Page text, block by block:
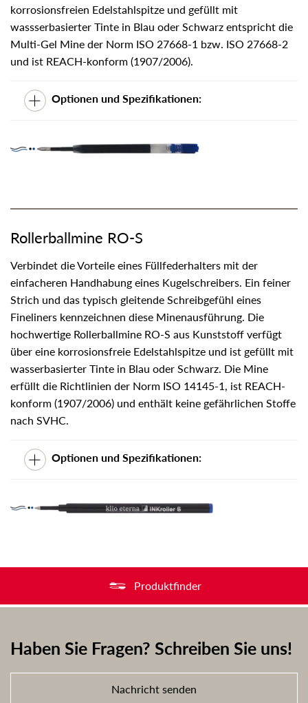
korrosionsfreien Edelstahlspitze und gefüllt mit
wassserbasierter Tinte in Blau oder Schwarz entspricht die
Multi-Gel Mine der Norm ISO 27668-1 bzw. ISO 27668-2
und ist REACH-konform (1907/2006).
Optionen und Spezifikationen:
Rollerballmine RO-S
Verbindet die Vorteile eines Füllfederhalters mit der
einfacheren Handhabung eines Kugelschreibers. Ein feiner
Strich und das typisch gleitende Schreibgefühl eines
Fineliners kennzeichnen diese Minenausführung. Die
hochwertige Rollerballmine RO-S aus Kunststoff verfügt
über eine korrosionsfreie Edelstahlspitze und ist gefüllt mit
wasserbasierter Tinte in Blau oder Schwarz. Die Mine
erfüllt die Richtlinien der Norm ISO 14145-1, ist REACH-
konform (1907/2006) und enthält keine gefährlichen Stoffe
nach SVHC.
Optionen und Spezifikationen:
Produktfinder
Haben Sie Fragen? Schreiben Sie uns!
Nachricht senden